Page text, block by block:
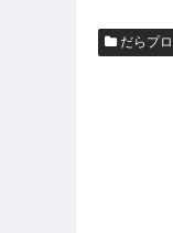
だらプロ